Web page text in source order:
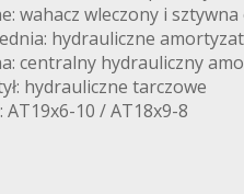
wahacz wleczony i sztywna
hydrauliczne
centralny hydrauliczny
hydrauliczne tarczowe
AT19x6-10 / AT18x9-8